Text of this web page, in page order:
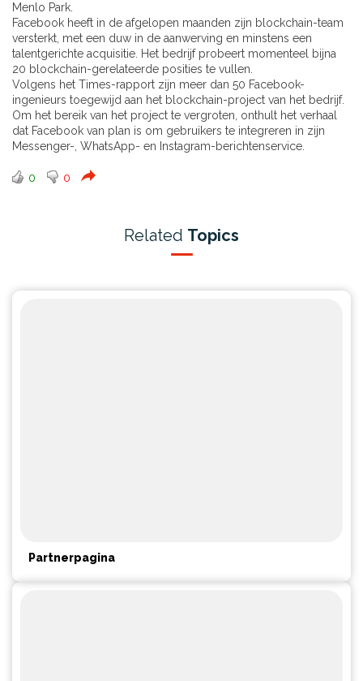
Menlo Park.
Facebook heeft in de afgelopen maanden zijn blockchain-team
versterkt, met een duw in de aanwerving en minstens een
talentgerichte acquisitie. Het bedrijf probeert momenteel bijna
20 blockchain-gerelateerde posities te vullen.
Volgens het Times-rapport zijn meer dan 50 Facebook-
ingenieurs toegewijd aan het blockchain-project van het bedrijf.
Om het bereik van het project te vergroten, onthult het verhaal
dat Facebook van plan is om gebruikers te integreren in zijn
Messenger-, WhatsApp- en Instagram-berichtenservice.
0 0
Related Topics
Partnerpagina